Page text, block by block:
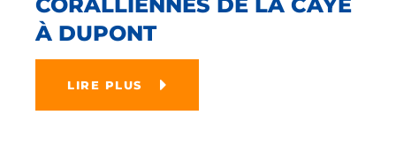
À DUPONT
LIRE PLUS